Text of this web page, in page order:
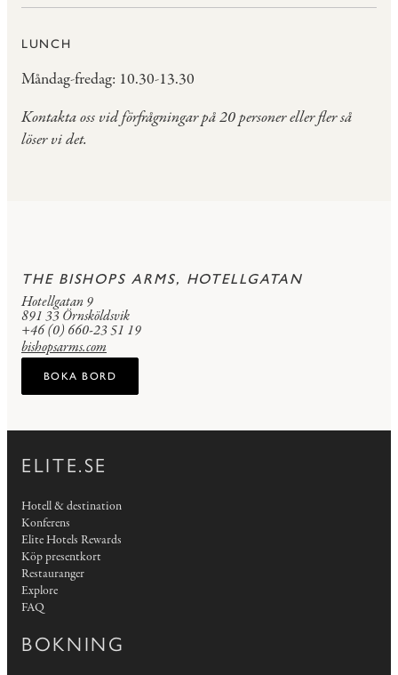
LUNCH
Måndag-fredag: 10.30-13.30
Kontakta oss vid förfrågningar på 20 personer eller fler så
löser vi det.
THE BISHOPS ARMS, HOTELLGATAN
Hotellgatan 9
891 33 Örnsköldsvik
+46 (0) 660-23 51 19
bishopsarms.com
BOKA BORD
ELITE.SE
Hotell & destination
Konferens
Elite Hotels Rewards
Köp presentkort
Restauranger
Explore
FAQ
BOKNING